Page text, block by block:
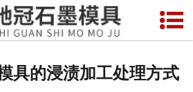
网站首页
具的浸渍加工处理方式